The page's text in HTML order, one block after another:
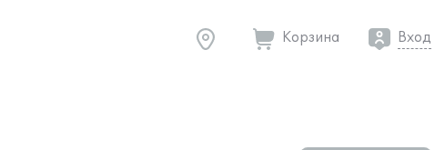
Корзина Вход